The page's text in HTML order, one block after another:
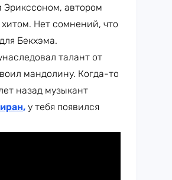
автором
Нет сомнений, что
Бекхэма.
талант от
мандолину. Когда-то
назад музыкант
, у тебя появился